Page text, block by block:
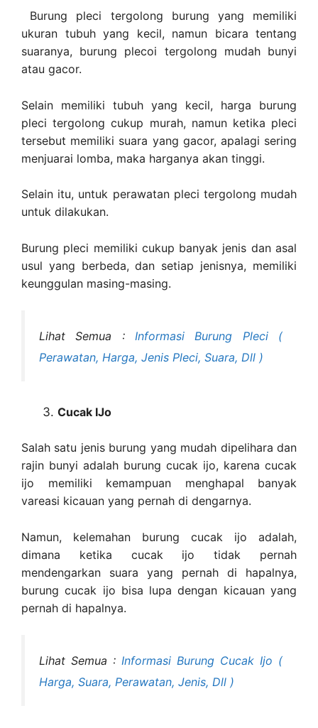
Burung pleci tergolong burung yang memiliki
ukuran tubuh yang kecil, namun bicara tentang
suaranya, burung plecoi tergolong mudah bunyi
atau gacor.
Selain memiliki tubuh yang kecil, harga burung
pleci tergolong cukup murah, namun ketika pleci
tersebut memiliki suara yang gacor, apalagi sering
menjuarai lomba, maka harganya akan tinggi.
Selain itu, untuk perawatan pleci tergolong mudah
untuk dilakukan.
Burung pleci memiliki cukup banyak jenis dan asal
usul yang berbeda, dan setiap jenisnya, memiliki
keunggulan masing-masing.
Lihat Semua : Informasi Burung Pleci (
Perawatan, Harga, Jenis Pleci, Suara, Dll )
Cucak IJo
Salah satu jenis burung yang mudah dipelihara dan
rajin bunyi adalah burung cucak ijo, karena cucak
ijo memiliki kemampuan menghapal banyak
vareasi kicauan yang pernah di dengarnya.
Namun, kelemahan burung cucak ijo adalah,
dimana ketika cucak ijo tidak pernah
mendengarkan suara yang pernah di hapalnya,
burung cucak ijo bisa lupa dengan kicauan yang
pernah di hapalnya.
Lihat Semua : Informasi Burung Cucak Ijo (
Harga, Suara, Perawatan, Jenis, Dll )